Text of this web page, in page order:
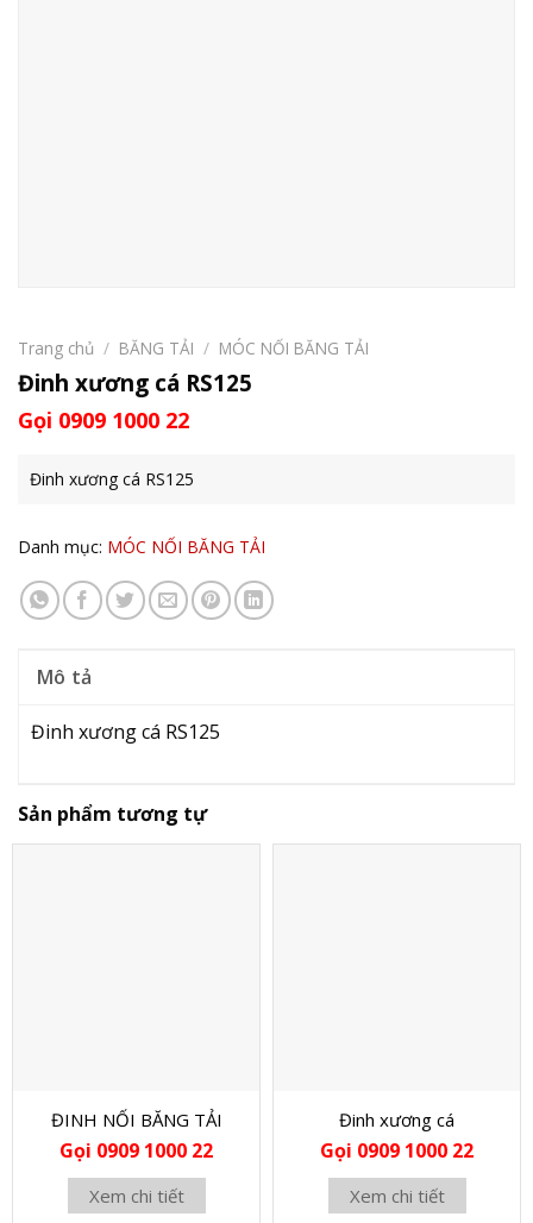
Trang chủ / BĂNG TẢI / MÓC NỐI BĂNG TẢI
Đinh xương cá RS125
Gọi 0909 1000 22
Đinh xương cá RS125
Danh mục: MÓC NỐI BĂNG TẢI
Mô tả
Đinh xương cá RS125
Sản phẩm tương tự
ĐINH NỐI BĂNG TẢI
Gọi 0909 1000 22
Xem chi tiết
Đinh xương cá
Gọi 0909 1000 22
Xem chi tiết